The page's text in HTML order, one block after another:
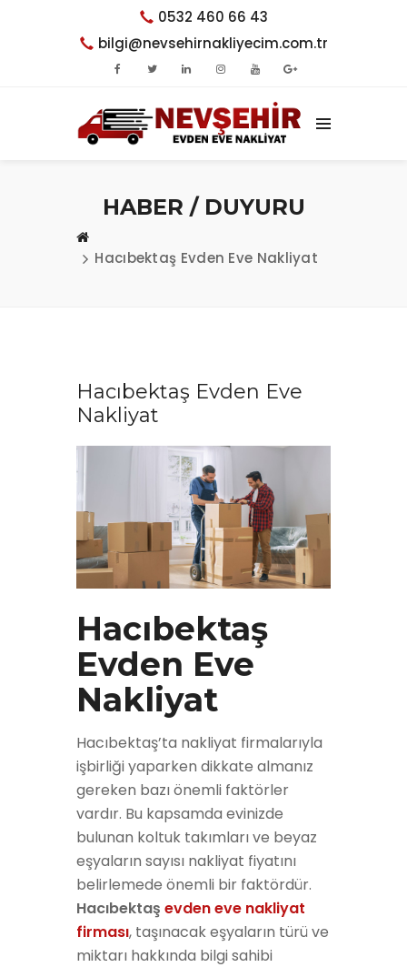
0532 460 66 43
bilgi@nevsehirnakliyecim.com.tr
HABER / DUYURU
Hacıbektaş Evden Eve Nakliyat
Hacıbektaş Evden Eve
Nakliyat
Hacıbektaş
Evden Eve
Nakliyat
Hacıbektaş’ta nakliyat firmalarıyla
işbirliği yaparken dikkate almanız
gereken bazı önemli faktörler
vardır. Bu kapsamda evinizde
bulunan koltuk takımları ve beyaz
eşyaların sayısı nakliyat fiyatını
belirlemede önemli bir faktördür.
Hacıbektaş evden eve nakliyat
firması, taşınacak eşyaların türü ve
miktarı hakkında bilgi sahibi